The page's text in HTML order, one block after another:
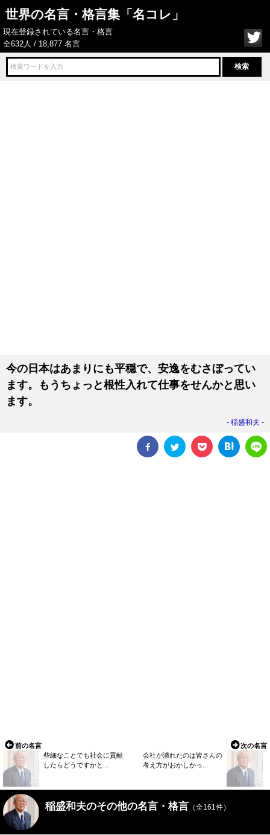
世界の名言・格言集「名コレ」
現在登録されている名言・格言
全632人 / 18,877 名言
今の日本はあまりにも平穏で、安逸をむさぼってい
ます。もうちょっと根性入れて仕事をせんかと思い
ます。
稲盛和夫
前の名言
些細なことでも社会に貢献
したらどうですかと...
次の名言
会社が潰れたのは皆さんの
考え方がおかしかっ...
稲盛和夫のその他の名言・格言 （全161件）